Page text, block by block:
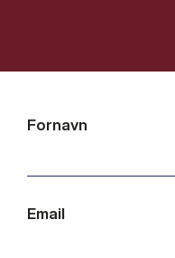
Fornavn
Email